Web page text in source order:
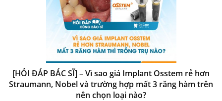
[HỎI ĐÁP BÁC SĨ] – Vì sao giá Implant Osstem rẻ hơn
Straumann, Nobel và trường hợp mất 3 răng hàm trên
nên chọn loại nào?